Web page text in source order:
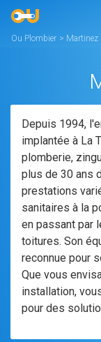
Ou Plombier > Martinez
Depuis 1994,
implantée à La
plomberie,
plus de 30 ans
prestations
sanitaires à la
en passant par
toitures. Son
reconnue pour
Que vous
installation,
pour des